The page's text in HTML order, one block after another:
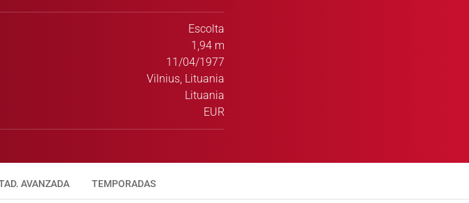
Escolta
1,94 m
11/04/1977
Vilnius, Lituania
Lituania
EUR
AVANZADA TEMPORADAS